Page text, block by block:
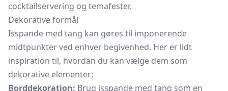
cocktailservering og temafester.
Dekorative formål
Isspande med tang kan gøres til imponerende
midtpunkter ved enhver begivenhed. Her er lidt
inspiration til, hvordan du kan vælge dem som
dekorative elementer:
Borddekoration: Brug isspande med tang som en